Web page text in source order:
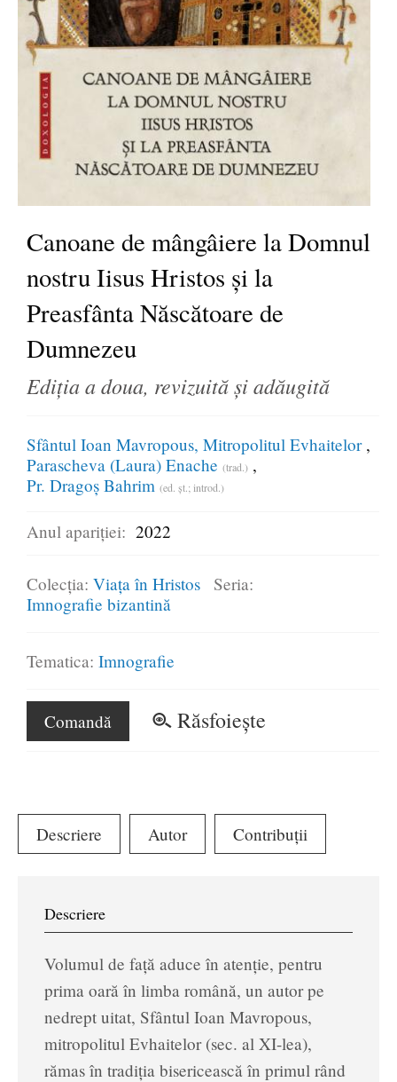
Canoane de mângâiere la Domnul
nostru Iisus Hristos și la
Preasfânta Născătoare de
Dumnezeu
Ediția a doua, revizuită și adăugită
Sfântul Ioan Mavropous, Mitropolitul Evhaitelor
Parascheva (Laura) Enache (trad.)
Pr. Dragoș Bahrim (ed. șt.; introd.)
Anul apariției: 2022
Colecția: Viața în Hristos
Seria:
Imnografie bizantină
Tematica: Imnografie
Comandă Răsfoiește
Descriere Autor Contribuții
Descriere
Volumul de față aduce în atenție, pentru
prima oară în limba română, un autor pe
nedrept uitat, Sfântul Ioan Mavropous,
mitropolitul Evhaitelor (sec. al XI-lea),
rămas în tradiția bisericească în primul rând